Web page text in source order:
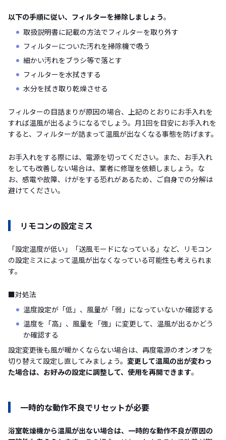
以下の手順に従い、フィルターを掃除しましょう。
取扱説明書に記載の方法でフィルターを取り外す
フィルターについた汚れを掃除機で吸う
細かい汚れをブラシ等で落とす
フィルターを水拭きする
水分を拭き取り乾燥させる
フィルターの目詰まりが原因の場合、上記のとおりにお手入れを
すれば温風が出るようになるでしょう。月1回を目安にお手入れを
すると、フィルターが詰まって温風が出なくなる事態を防げます。
お手入れをする際には、電源を切ってください。また、お手入れ
をしても改善しない場合は、業者に修理を依頼しましょう。な
お、感電や故障、けがをする恐れがあるため、ご自身での分解は
避けてください。
リモコンの設定ミス
「設定温度が低い」「送風モードになっている」など、リモコン
の設定ミスによって温風が出なくなっている可能性も考えられま
す。
■対処法
温度設定が「低」、風量が「弱」になっていないか確認する
温度を「高」、風量を「強」に変更して、温風が出るかどう
か確認する
設定変更後も風が暖かくならない場合は、再度電源のオンオフを
切り替えて設定し直してみましょう。 変更して温風の出が変わっ
た場合は、お好みの設定に調整して、使用を再開できます。
一時的な動作不良でリセットが必要
浴室乾燥機から温風が出ない場合は、一時的な動作不良が原因の